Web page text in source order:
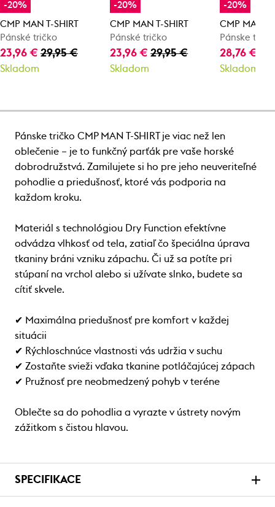
-20%
CMP MAN T-SHIRT
Pánské tričko
23,96 € 29,95 €
Skladom
-20%
CMP MAN T-SHIRT
Pánské tričko
23,96 €29,95 €
Skladom
-20%
CMP MAN T-
Pánske
28,76 €
Skladom
Pánske tričko CMP MAN T-SHIRT je viac než len
oblečenie – je to funkčný parťák pre vaše horské
dobrodružstvá. Zamilujete si ho pre jeho neuveriteľné
pohodlie a priedušnosť, ktoré vás podporia na
každom kroku.
Materiál s technológiou Dry Function efektívne
odvádza vlhkosť od tela, zatiaľ čo špeciálna úprava
tkaniny bráni vzniku zápachu. Či už sa potíte pri
stúpaní na vrchol alebo si užívate slnko, budete sa
cítiť skvele.
✔ Maximálna priedušnosť pre komfort v každej
situácii
✔ Rýchloschnúce vlastnosti vás udržia v suchu
✔ Zostaňte svieži vďaka tkanine potláčajúcej zápach
✔ Pružnosť pre neobmedzený pohyb v teréne
Oblečte sa do pohodlia a vyrazte v ústrety novým
zážitkom s čistou hlavou.
SPECIFIKACE